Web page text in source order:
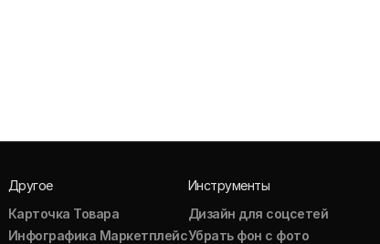
Другое
Карточка Товара
Инфографика Маркетплейс
Инструменты
Дизайн для соцсетей
Убрать фон с фото